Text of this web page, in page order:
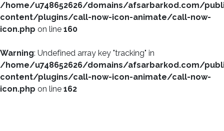
/home/u748652626/domains/afsarbarkod.com/
content/plugins/call-now-icon-animate/call-now-
icon.php on line 160
Warning: Undefined array key "tracking" in
/home/u748652626/domains/afsarbarkod.com/
content/plugins/call-now-icon-animate/call-now-
icon.php on line 162